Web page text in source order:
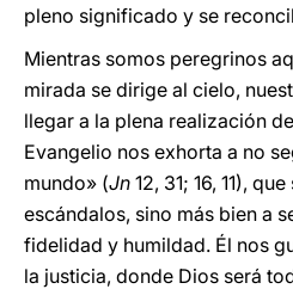
pleno significado y se
Mientras somos peregrinos
mirada se dirige al cielo,
llegar a la plena realización
Evangelio nos exhorta a no
mundo» (Jn 12, 31; 16, 11),
escándalos, sino más bien a
fidelidad y humildad. Él nos
la justicia, donde Dios será